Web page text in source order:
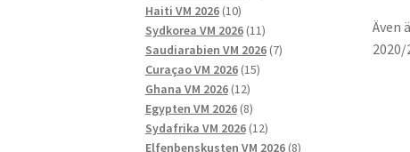
Även
Haiti VM 2026 1010
produkter
Sydkorea VM 2026 1111
produkter
Saudiarabien VM 2026 77
Curaçao VM 2026 1515
Ghana VM 2026 1212
produkter
Egypten VM 2026 88
produkter
Sydafrika VM 2026 1212
produkter
Elfenbenskusten VM 2026 88